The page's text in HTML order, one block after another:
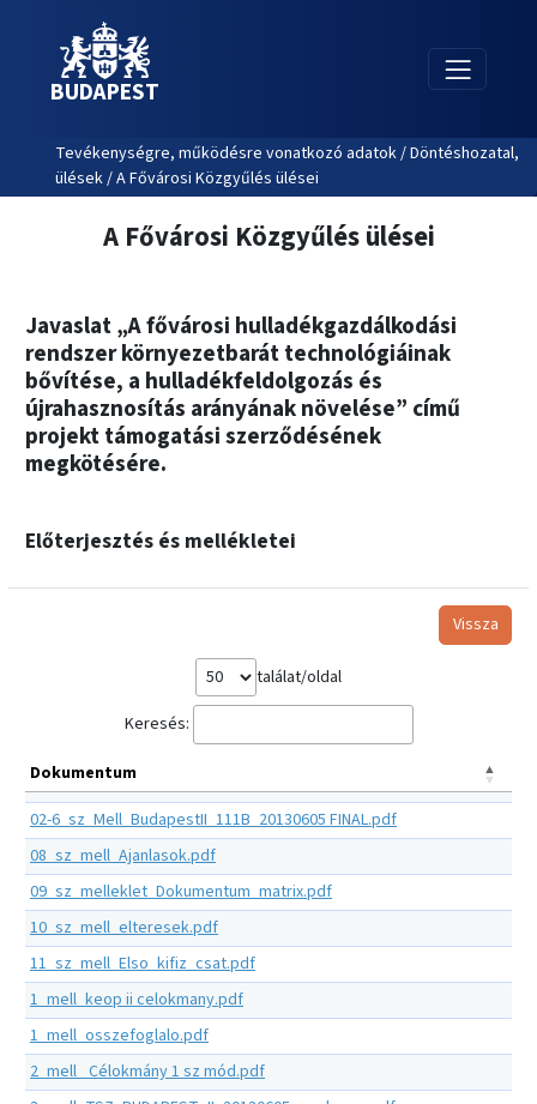
BUDAPEST
Tevékenységre, működésre vonatkozó adatok / Döntéshozatal,
ülések / A Fővárosi Közgyűlés ülései
A Fővárosi Közgyűlés ülései
Javaslat „A fővárosi hulladékgazdálkodási
rendszer környezetbarát technológiáinak
bővítése, a hulladékfeldolgozás és
újrahasznosítás arányának növelése” című
projekt támogatási szerződésének
megkötésére.
Előterjesztés és mellékletei
Vissza
találat/oldal
Keresés:
Dokumentum
02-6_sz_Mell_BudapestII_111B_20130605 FINAL.pdf
08_sz_mell_Ajanlasok.pdf
09_sz_melleklet_Dokumentum_matrix.pdf
10_sz_mell_elteresek.pdf
11_sz_mell_Elso_kifiz_csat.pdf
1_mell_keop ii celokmany.pdf
1_mell_osszefoglalo.pdf
2_mell_ Célokmány 1 sz mód.pdf